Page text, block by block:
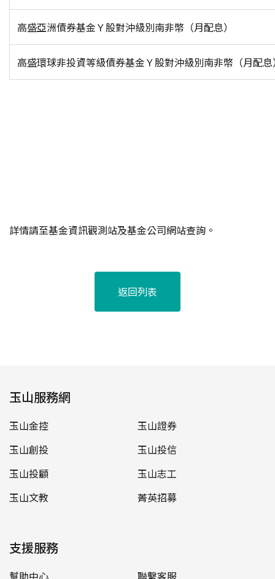
高盛亞洲債券基金Ｙ股對沖級別南非幣（月配息）
高盛環球非投資等級債券基金Ｙ股對沖級別南非幣（月配
詳情請至基金資訊觀測站及基金公司網站查詢。
返回列表
玉山服務網
玉山金控
玉山證券
玉山創投
玉山投信
玉山投顧
玉山志工
玉山文教
菁英招募
支援服務
幫助中心 聯繫客服